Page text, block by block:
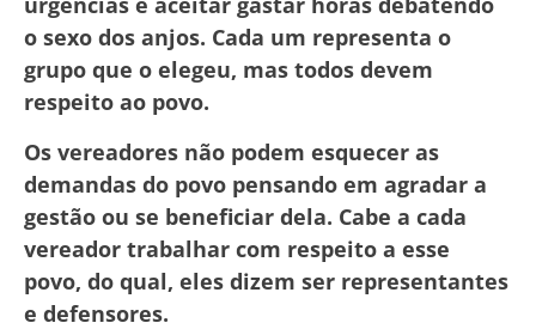
o sexo dos anjos. Cada um representa o
grupo que o elegeu, mas todos devem
respeito ao povo.
Os vereadores não podem esquecer as
demandas do povo pensando em agradar a
gestão ou se beneficiar dela. Cabe a cada
vereador trabalhar com respeito a esse
povo, do qual, eles dizem ser representantes
e defensores.